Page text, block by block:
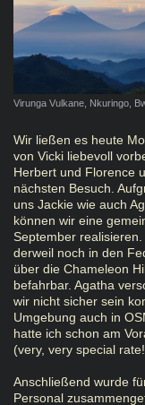
Virunga Vulkane, Nkuringo,
Wir ließen es heute
von Vicki liebevoll
Herbert und Florence
nächsten Besuch.
uns Jackie wie auch
können wir eine
September
derweil noch in den
über die Chameleon
befahrbar. Agatha
wir nicht sicher sein
Umgebung auch in
hatte ich schon am
(very, very special
Anschließend wurde
Personal